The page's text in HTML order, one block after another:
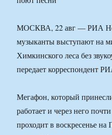
МОСКВА, 22 авг — РИА
музыканты выступают на
Химкинского леса без
передает корреспондент
Мегафон, который
работает и через него
проходит в воскресенье